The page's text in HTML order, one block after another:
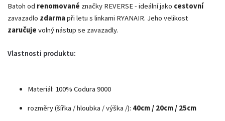
Batoh od renomované značky REVERSE - ideální jako cestovní
zavazadlo zdarmapři letu s linkami RYANAIR. Jeho velikost
zaručujevolný nástup se zavazadly.
Vlastnosti produktu:
Materiál: 100% Codura 9000
rozměry (šířka / hloubka / výška /): 40cm / 20cm / 25cm